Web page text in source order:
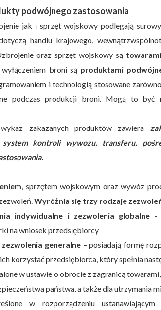
podwójnego zastosowania
jak i sprzęt wojskowy podlegają
handlu krajowego,
oraz sprzęt wojskowy są
broni są produktami
i technologią stosowane
podczas produkcji broni. Mogą to być
wykaz zakazanych produktów zawiera
system kontroli wywozu, transferu,
, sprzętem wojskowym oraz wywóz
Wyróżnia się trzy rodzaje
indywidualne i zezwolenia globalne -
na wniosek przedsiębiorcy
generalne– posiadają formę
korzystać przedsiębiorca, który spełnia
w ustawie o obrocie z zagranicą
państwa, a także dla utrzymania
w rozporządzeniu